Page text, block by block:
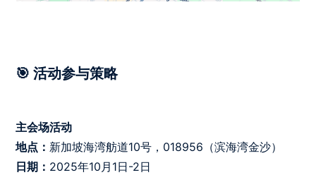
🎯 活动参与策略
主会场活动
地点： 新加坡海湾舫道10号，018956（滨海湾金沙）
日期： 2025年10月1日-2日